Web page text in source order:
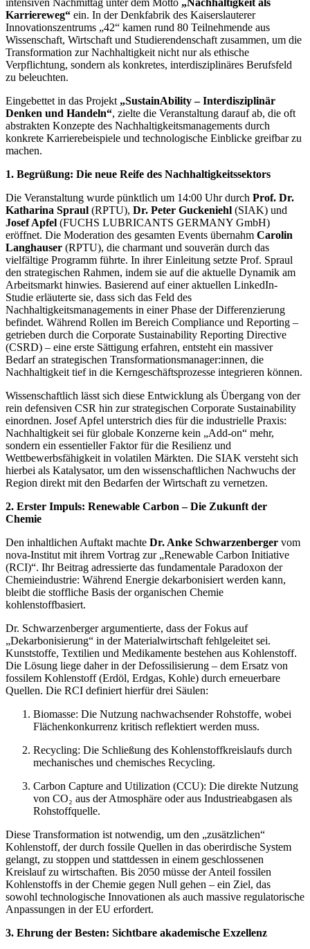
Karriereweg“ ein. In der Denkfabrik des Kaiserslauterer
Innovationszentrums „42“ kamen rund 80 Teilnehmende aus
Wissenschaft, Wirtschaft und Studierendenschaft zusammen, um die
Transformation zur Nachhaltigkeit nicht nur als ethische
Verpflichtung, sondern als konkretes, interdisziplinäres Berufsfeld
zu beleuchten.
Eingebettet in das Projekt „SustainAbility – Interdisziplinär
Denken und Handeln“, zielte die Veranstaltung darauf ab, die oft
abstrakten Konzepte des Nachhaltigkeitsmanagements durch
konkrete Karrierebeispiele und technologische Einblicke greifbar zu
machen.
1. Begrüßung: Die neue Reife des Nachhaltigkeitssektors
Die Veranstaltung wurde pünktlich um 14:00 Uhr durch Prof. Dr.
Katharina Spraul (RPTU), Dr. Peter Guckeniehl (SIAK) und
Josef Apfel (FUCHS LUBRICANTS GERMANY GmbH)
eröffnet. Die Moderation des gesamten Events übernahm Carolin
Langhauser (RPTU), die charmant und souverän durch das
vielfältige Programm führte. In ihrer Einleitung setzte Prof. Spraul
den strategischen Rahmen, indem sie auf die aktuelle Dynamik am
Arbeitsmarkt hinwies. Basierend auf einer aktuellen LinkedIn-
Studie erläuterte sie, dass sich das Feld des
Nachhaltigkeitsmanagements in einer Phase der Differenzierung
befindet. Während Rollen im Bereich Compliance und Reporting –
getrieben durch die Corporate Sustainability Reporting Directive
(CSRD) – eine erste Sättigung erfahren, entsteht ein massiver
Bedarf an strategischen Transformationsmanager:innen, die
Nachhaltigkeit tief in die Kerngeschäftsprozesse integrieren können.
Wissenschaftlich lässt sich diese Entwicklung als Übergang von der
rein defensiven CSR hin zur strategischen Corporate Sustainability
einordnen. Josef Apfel unterstrich dies für die industrielle Praxis:
Nachhaltigkeit sei für globale Konzerne kein „Add-on“ mehr,
sondern ein essentieller Faktor für die Resilienz und
Wettbewerbsfähigkeit in volatilen Märkten. Die SIAK versteht sich
hierbei als Katalysator, um den wissenschaftlichen Nachwuchs der
Region direkt mit den Bedarfen der Wirtschaft zu vernetzen.
2. Erster Impuls: Renewable Carbon – Die Zukunft der
Chemie
Den inhaltlichen Auftakt machte Dr. Anke Schwarzenberger vom
nova-Institut mit ihrem Vortrag zur „Renewable Carbon Initiative
(RCI)“. Ihr Beitrag adressierte das fundamentale Paradoxon der
Chemieindustrie: Während Energie dekarbonisiert werden kann,
bleibt die stoffliche Basis der organischen Chemie
kohlenstoffbasiert.
Dr. Schwarzenberger argumentierte, dass der Fokus auf
„Dekarbonisierung“ in der Materialwirtschaft fehlgeleitet sei.
Kunststoffe, Textilien und Medikamente bestehen aus Kohlenstoff.
Die Lösung liege daher in der Defossilisierung – dem Ersatz von
fossilem Kohlenstoff (Erdöl, Erdgas, Kohle) durch erneuerbare
Quellen. Die RCI definiert hierfür drei Säulen:
Biomasse: Die Nutzung nachwachsender Rohstoffe, wobei
Flächenkonkurrenz kritisch reflektiert werden muss.
Recycling: Die Schließung des Kohlenstoffkreislaufs durch
mechanisches und chemisches Recycling.
Carbon Capture and Utilization (CCU): Die direkte Nutzung
von CO₂ aus der Atmosphäre oder aus Industrieabgasen als
Rohstoffquelle.
Diese Transformation ist notwendig, um den „zusätzlichen“
Kohlenstoff, der durch fossile Quellen in das oberirdische System
gelangt, zu stoppen und stattdessen in einem geschlossenen
Kreislauf zu wirtschaften. Bis 2050 müsse der Anteil fossilen
Kohlenstoffs in der Chemie gegen Null gehen – ein Ziel, das
sowohl technologische Innovationen als auch massive regulatorische
Anpassungen in der EU erfordert.
3. Ehrung der Besten: Sichtbare akademische Exzellenz